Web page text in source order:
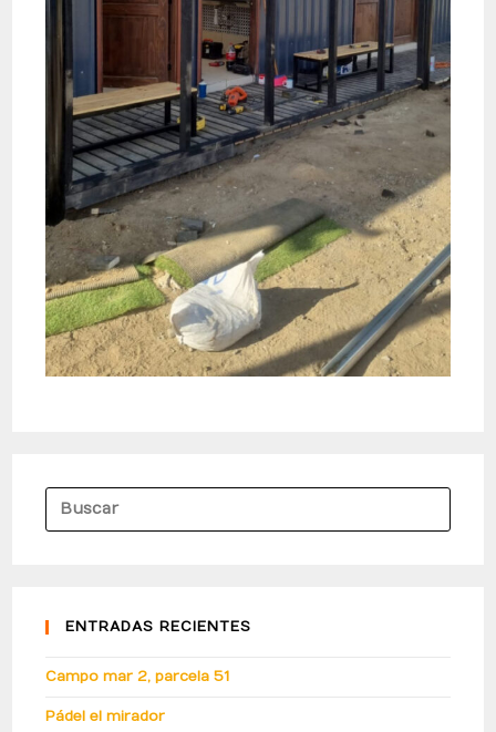
ENTRADAS RECIENTES
Campo mar 2, parcela 51
Pádel el mirador